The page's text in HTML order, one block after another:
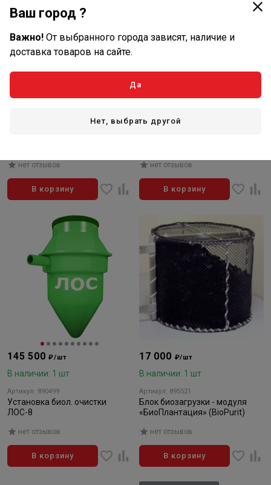
нет отзывов
В корзину
130 500
Артикул: 890965
нет отзывов
В корзину
145 500₽/шт
В наличии: 1 шт
Артикул: 890499
Установка биол. очистки
ЛОС-8
нет отзывов
В корзину
17 000 ₽/шт
В наличии: 1 шт
Артикул: 895521
Блок биозагрузки - модуля
«БиоПлантация» (BioPurit)
нет отзывов
В корзину
Ваш город ?
Важно! От выбранного города зависят, наличие и
доставка товаров на сайте.
Да
Нет, выбрать другой